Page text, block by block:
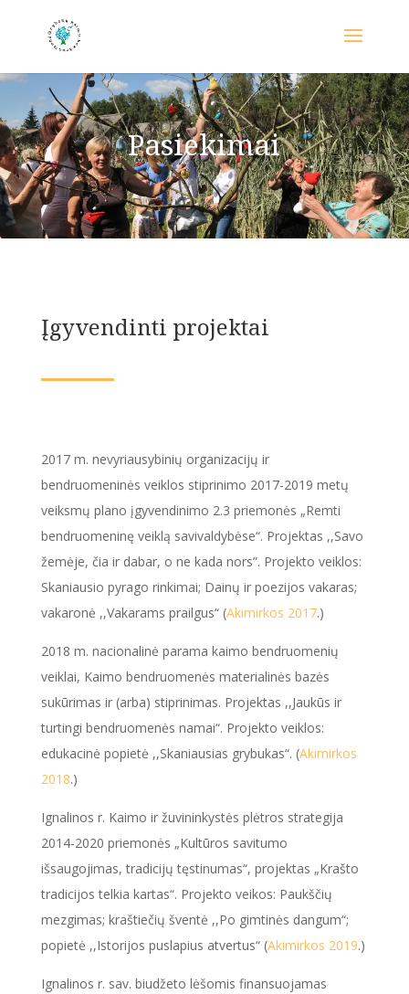
Pasiekimai
Įgyvendinti projektai
2017 m. nevyriausybinių organizacijų ir
bendruomeninės veiklos stiprinimo 2017-2019 metų
veiksmų plano įgyvendinimo 2.3 priemonės „Remti
bendruomeninę veiklą savivaldybėse“. Projektas ,,Savo
žemėje, čia ir dabar, o ne kada nors”. Projekto veiklos:
Skaniausio pyrago rinkimai; Dainų ir poezijos vakaras;
vakaronė ,,Vakarams prailgus“ (Akimirkos 2017.)
2018 m. nacionalinė parama kaimo bendruomenių
veiklai, Kaimo bendruomenės materialinės bazės
sukūrimas ir (arba) stiprinimas. Projektas ,,Jaukūs ir
turtingi bendruomenės namai“. Projekto veiklos:
edukacinė popietė ,,Skaniausias grybukas“. (Akimirkos
2018.)
Ignalinos r. Kaimo ir žuvininkystės plėtros strategija
2014-2020 priemonės „Kultūros savitumo
išsaugojimas, tradicijų tęstinumas“, projektas „Krašto
tradicijos telkia kartas“. Projekto veikos: Paukščių
mezgimas; kraštiečių šventė ,,Po gimtinės dangum“;
popietė ,,Istorijos puslapius atvertus“ (Akimirkos 2019.)
Ignalinos r. sav. biudžeto lėšomis finansuojamas